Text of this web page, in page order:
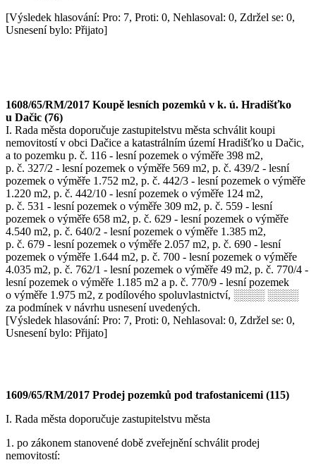
[Výsledek hlasování: Pro: 7, Proti: 0, Nehlasoval: 0, Zdržel se: 0,
Usnesení bylo: Přijato]
1608/65/RM/2017 Koupě lesních pozemků v k. ú. Hradišťko
u Dačic (76)
I. Rada města doporučuje zastupitelstvu města schválit koupi
nemovitostí v obci Dačice a katastrálním území Hradišťko u Dačic,
a to pozemku p. č. 116 - lesní pozemek o výměře 398 m2,
p. č. 327/2 - lesní pozemek o výměře 569 m2, p. č. 439/2 - lesní
pozemek o výměře 1.752 m2, p. č. 442/3 - lesní pozemek o výměře
1.220 m2, p. č. 442/10 - lesní pozemek o výměře 124 m2,
p. č. 531 - lesní pozemek o výměře 309 m2, p. č. 559 - lesní
pozemek o výměře 658 m2, p. č. 629 - lesní pozemek o výměře
4.540 m2, p. č. 640/2 - lesní pozemek o výměře 1.385 m2,
p. č. 679 - lesní pozemek o výměře 2.057 m2, p. č. 690 - lesní
pozemek o výměře 1.644 m2, p. č. 700 - lesní pozemek o výměře
4.035 m2, p. č. 762/1 - lesní pozemek o výměře 49 m2, p. č. 770/4 -
lesní pozemek o výměře 1.185 m2 a p. č. 770/9 - lesní pozemek
o výměře 1.975 m2, z podílového spoluvlastnictví, ░░░░ ░░░░
za podmínek v návrhu usnesení uvedených.
[Výsledek hlasování: Pro: 7, Proti: 0, Nehlasoval: 0, Zdržel se: 0,
Usnesení bylo: Přijato]
1609/65/RM/2017 Prodej pozemků pod trafostanicemi (115)
I. Rada města doporučuje zastupitelstvu města
1. po zákonem stanovené době zveřejnění schválit prodej
nemovitostí: